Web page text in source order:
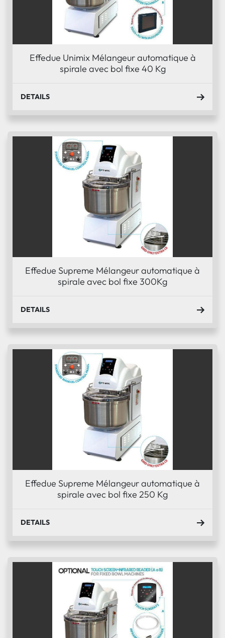
Effedue Unimix Mélangeur automatique à
spirale avec bol fixe 40 Kg
DETAILS
Effedue Supreme Mélangeur automatique à
spirale avec bol fixe 300Kg
DETAILS
Effedue Supreme Mélangeur automatique à
spirale avec bol fixe 250 Kg
DETAILS